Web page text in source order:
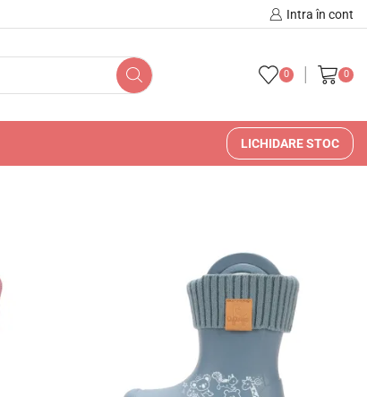
🚚 🇷🇴 Livrare înIntra în cont
0 0
LICHIDARE STOC